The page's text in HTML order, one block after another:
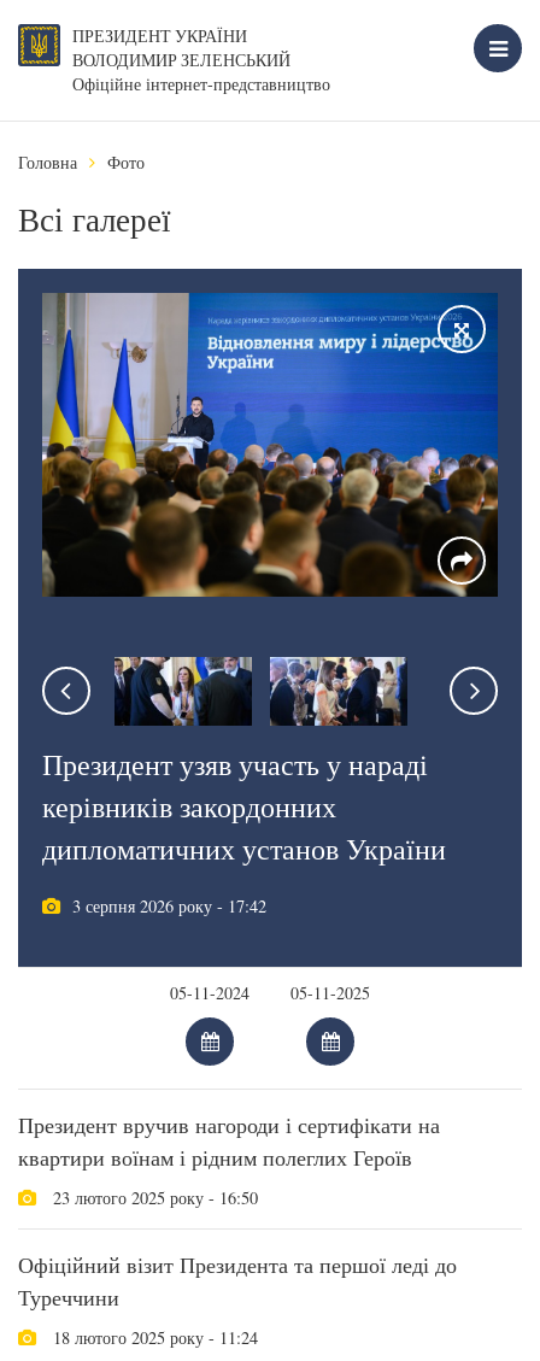
ПРЕЗИДЕНТ УКРАЇНИ
ВОЛОДИМИР ЗЕЛЕНСЬКИЙ
Офіційне інтернет-представництво
Головна Фото
Всі галереї
Президент узяв участь у нараді
керівників закордонних
дипломатичних установ України
3 серпня 2026 року - 17:42
Президент вручив нагороди і сертифікати на
квартири воїнам і рідним полеглих Героїв
23 лютого 2025 року - 16:50
Офіційний візит Президента та першої леді до
Туреччини
18 лютого 2025 року - 11:24